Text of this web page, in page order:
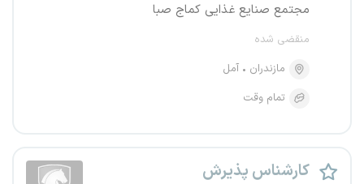
مجتمع صنایع غذایی کماج صبا
منقضی شده
مازندران
آمل
تمام وقت
کارشناس پذیرش